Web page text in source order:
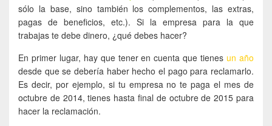
sólo la base, sino también los complementos, las extras,
pagas de beneficios, etc.). Si la empresa para la que
trabajas te debe dinero, ¿qué debes hacer?
En primer lugar, hay que tener en cuenta que tienes un año
desde que se debería haber hecho el pago para reclamarlo.
Es decir, por ejemplo, si tu empresa no te paga el mes de
octubre de 2014, tienes hasta final de octubre de 2015 para
hacer la reclamación.